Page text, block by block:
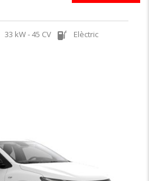
33 kW - 45 CV Elèctric